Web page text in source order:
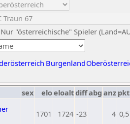
Nur "österreichische" Spieler
Burgenland
sex eloeloaltdiffabg anz pkt
1701 1724 -23 4 0,5